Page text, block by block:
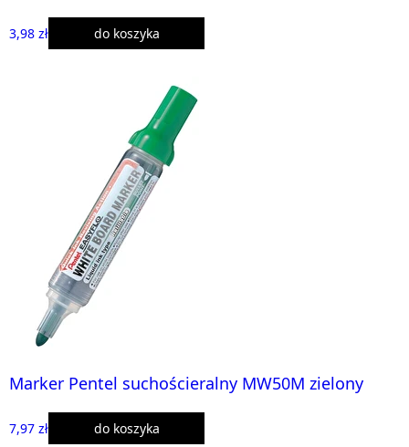
3,98 zł do koszyka
Marker Pentel suchościeralny MW50M zielony
7,97 zł do koszyka